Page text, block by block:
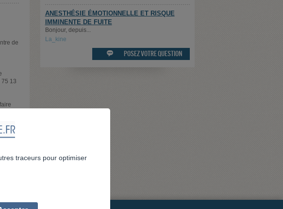
de
13
ANESTHÉSIE ÉMOTIONNELLE ET RISQUE
IMMINENTE DE FUITE
Bonjour, depuis...
La_kine
 POSEZ VOTRE QUESTION
traceurs pour optimiser